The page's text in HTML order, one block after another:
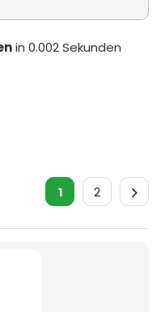
in 0.002 Sekunden
1 2